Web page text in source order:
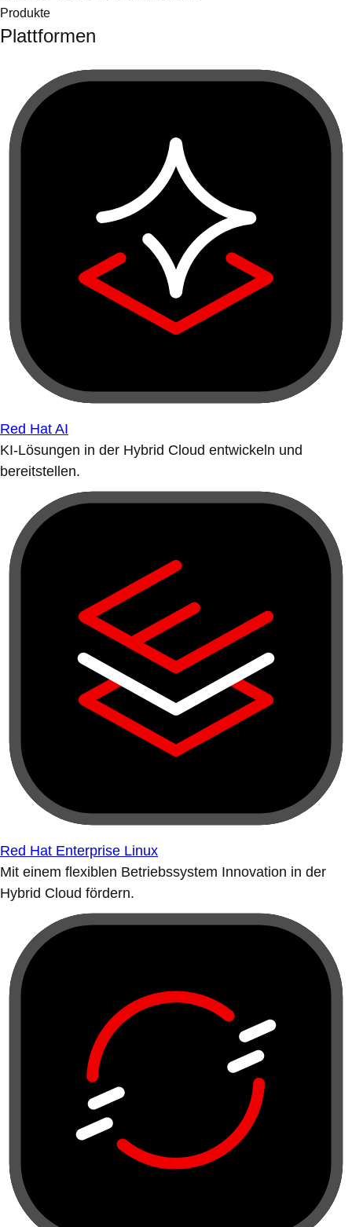
Produkte
Plattformen
Red Hat AI
KI-Lösungen in der Hybrid Cloud entwickeln und
bereitstellen.
Red Hat Enterprise Linux
Mit einem flexiblen Betriebssystem Innovation in der
Hybrid Cloud fördern.